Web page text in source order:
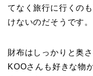
てなく旅行に行くの
けないのだそうです。
財布はしっかりと奥
KOOさんも好きな物